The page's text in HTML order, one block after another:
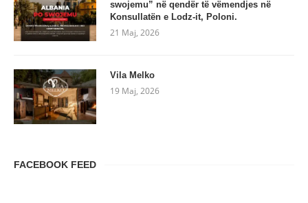
swojemu” në qendër të vëmendjes në
Konsullatën e Lodz-it, Poloni.
21 Maj, 2026
Vila Melko
19 Maj, 2026
FACEBOOK FEED